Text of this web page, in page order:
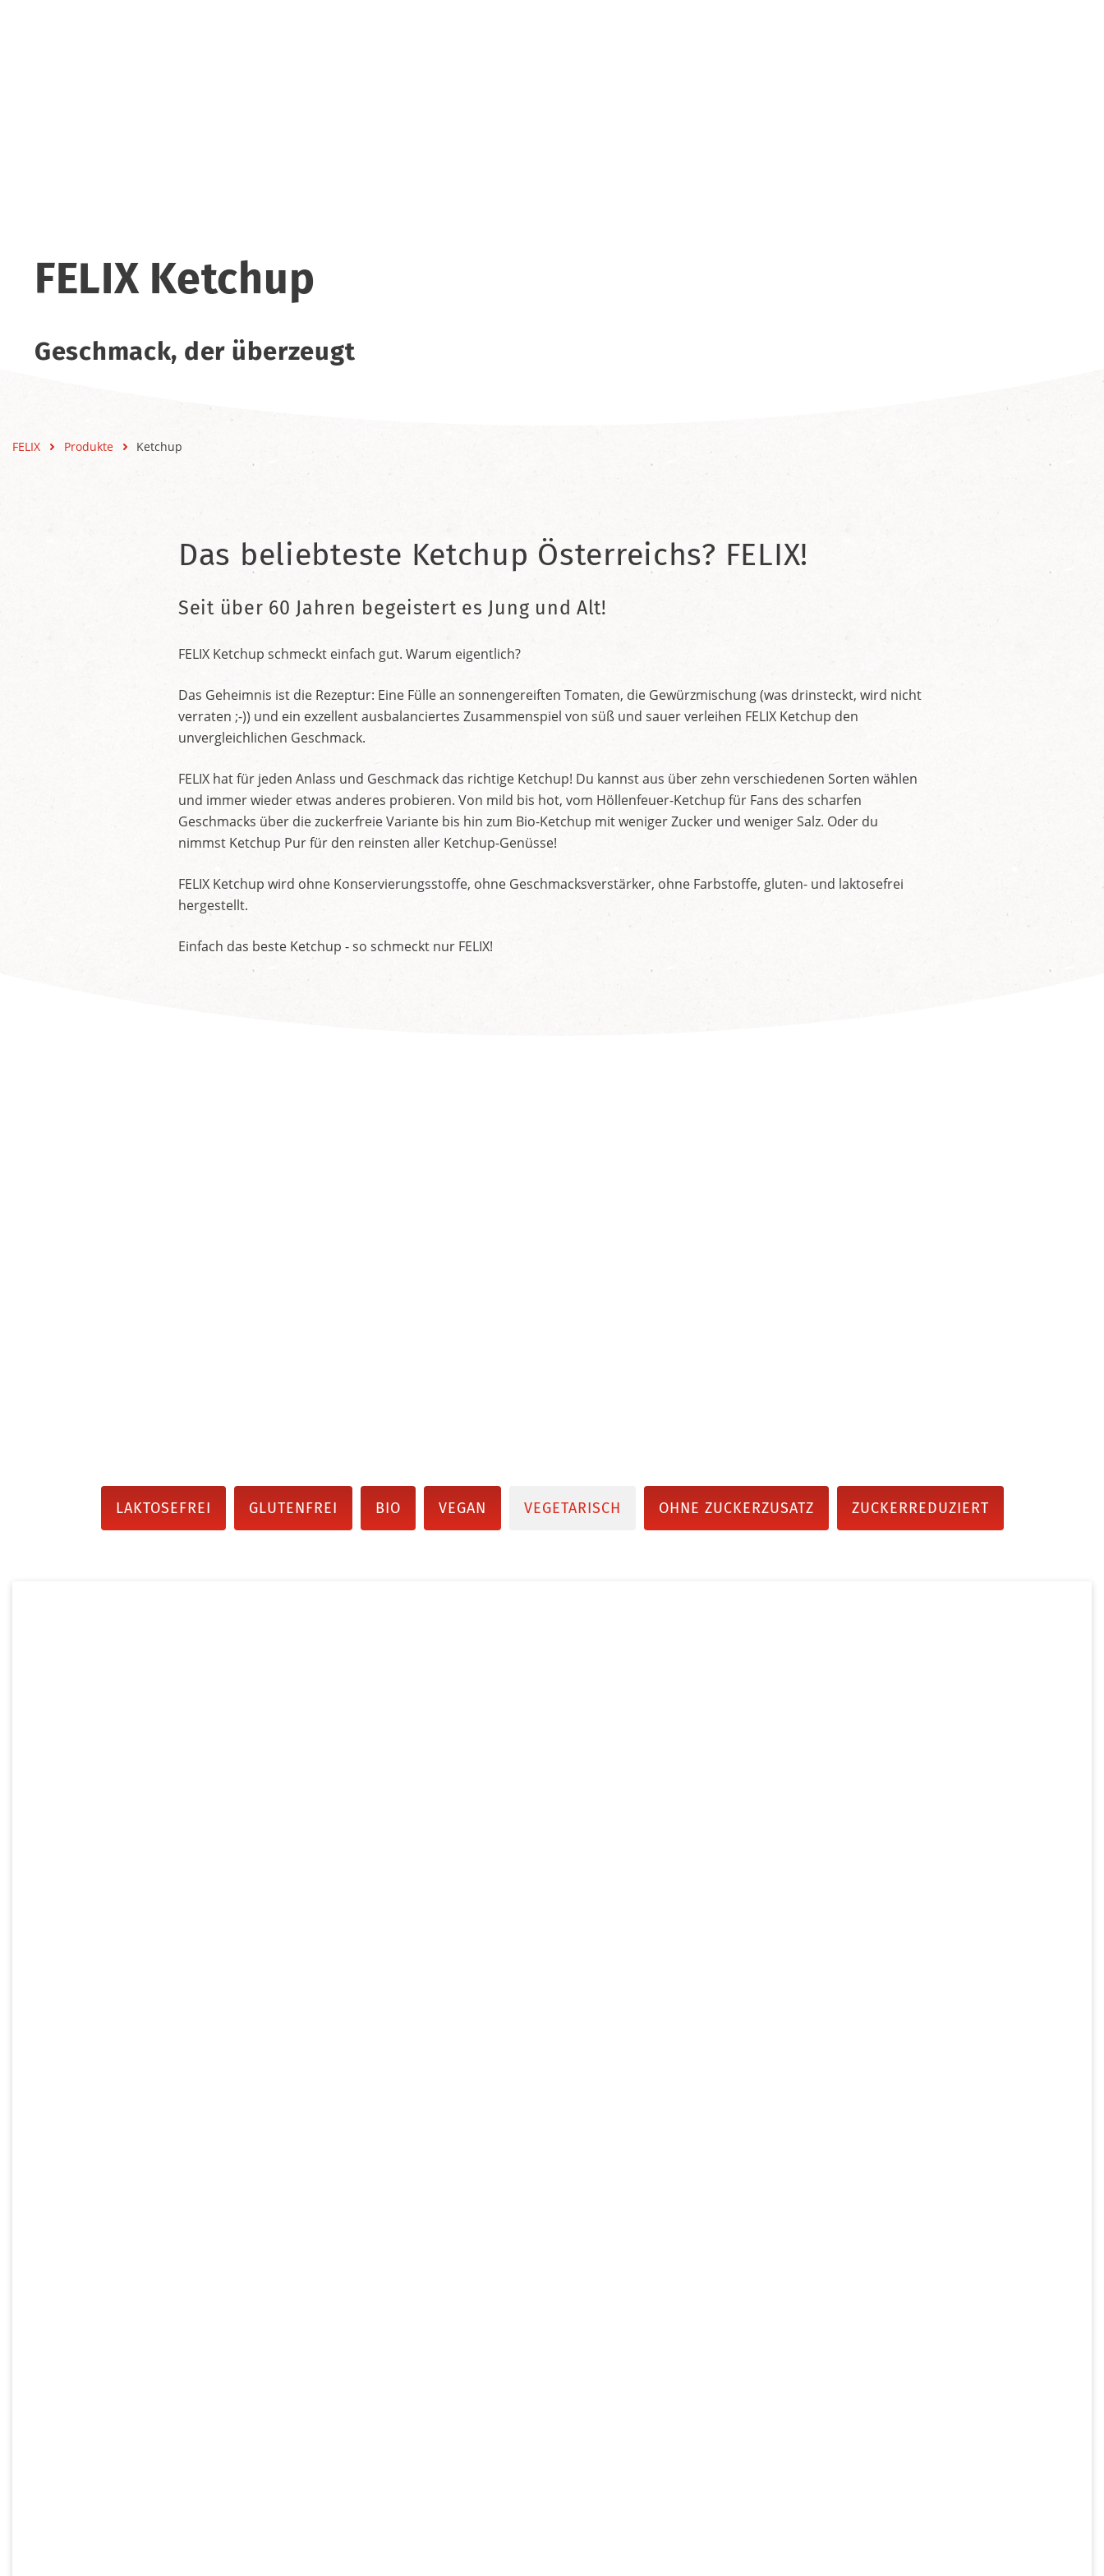
FELIX Ketchup
Geschmack, der überzeugt
FELIX Produkte Ketchup
Das beliebteste Ketchup Österreichs? FELIX!
Seit über 60 Jahren begeistert es Jung und Alt!
FELIX Ketchup schmeckt einfach gut. Warum eigentlich?
Das Geheimnis ist die Rezeptur: Eine Fülle an sonnengereiften Tomaten, die Gewürzmischung (was drinsteckt, wird nicht
verraten ;-)) und ein exzellent ausbalanciertes Zusammenspiel von süß und sauer verleihen FELIX Ketchup den
unvergleichlichen Geschmack.
FELIX hat für jeden Anlass und Geschmack das richtige Ketchup! Du kannst aus über zehn verschiedenen Sorten wählen
und immer wieder etwas anderes probieren. Von mild bis hot, vom Höllenfeuer-Ketchup für Fans des scharfen
Geschmacks über die zuckerfreie Variante bis hin zum Bio-Ketchup mit weniger Zucker und weniger Salz. Oder du
nimmst Ketchup Pur für den reinsten aller Ketchup-Genüsse!
FELIX Ketchup wird ohne Konservierungsstoffe, ohne Geschmacksverstärker, ohne Farbstoffe, gluten- und laktosefrei
hergestellt.
Einfach das beste Ketchup - so schmeckt nur FELIX!
LAKTOSEFREI GLUTENFREI BIO VEGAN VEGETARISCH OHNE ZUCKERZUSATZ ZUCKERREDUZIERT